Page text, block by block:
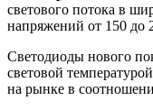
светового потока в
напряжений от 150 до
Светодиоды нового
световой
на рынке в